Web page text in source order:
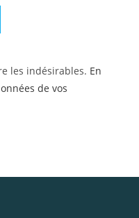
les indésirables. En
de vos